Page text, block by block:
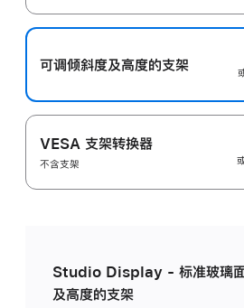
可调倾斜度及高‍度的支‍架
VESA 支架转换器
不含支架
Studio Display - 标准玻璃面
及高度的支架